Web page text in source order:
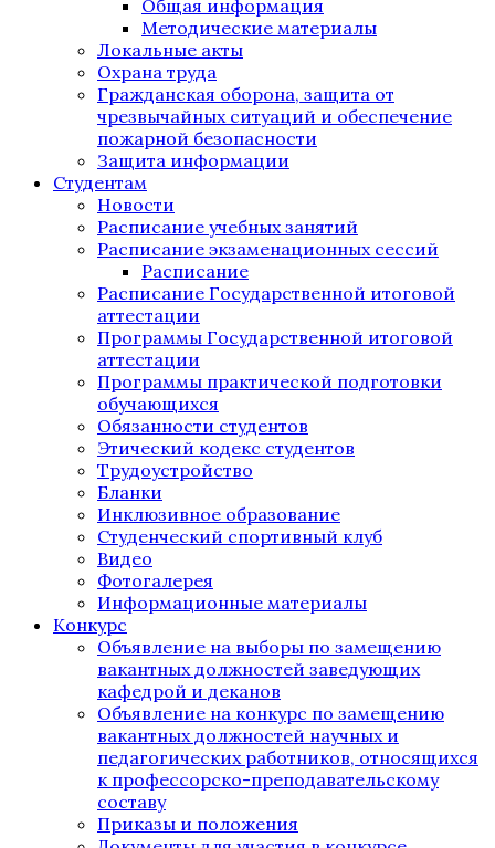
Общая информация
Методические материалы
Локальные акты
Охрана труда
Гражданская оборона, защита от
чрезвычайных ситуаций и обеспечение
пожарной безопасности
Защита информации
Студентам
Новости
Расписание учебных занятий
Расписание экзаменационных сессий
Расписание
Расписание Государственной итоговой
аттестации
Программы Государственной итоговой
аттестации
Программы практической подготовки
обучающихся
Обязанности студентов
Этический кодекс студентов
Трудоустройство
Бланки
Инклюзивное образование
Студенческий спортивный клуб
Видео
Фотогалерея
Информационные материалы
Конкурс
Объявление на выборы по замещению
вакантных должностей заведующих
кафедрой и деканов
Объявление на конкурс по замещению
вакантных должностей научных и
педагогических работников, относящихся
к профессорско-преподавательскому
составу
Приказы и положения